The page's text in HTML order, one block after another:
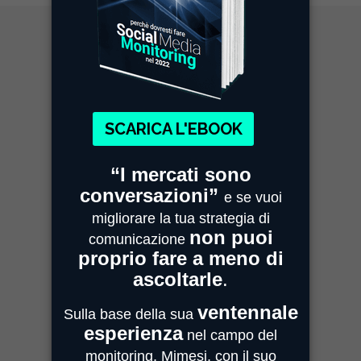
MIMESI MILANO
Sede Legale e Commerciale
Centro Direzionale Milanofiori
MIMESI PARMA
Sede Operativa
Strada Quarta, 6/1D
MIMESI FORLÌ
Sede divisione Audio Video
47121 Forlì
ASSISTENZA